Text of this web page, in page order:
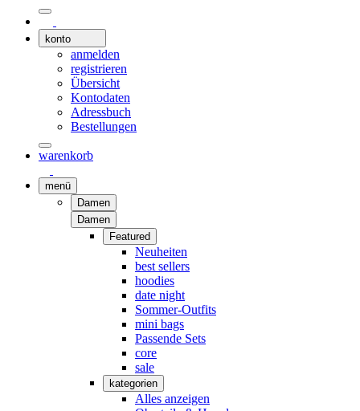
konto
anmelden
registrieren
Übersicht
Kontodaten
Adressbuch
Bestellungen
warenkorb
menü
Damen
Damen
Featured
Neuheiten
best sellers
hoodies
date night
Sommer-Outfits
mini bags
Passende Sets
core
sale
kategorien
Alles anzeigen